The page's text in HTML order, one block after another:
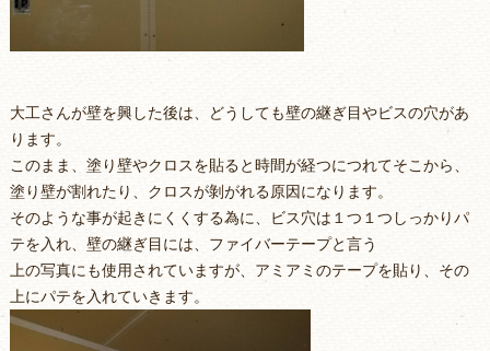
大工さんが壁を興した後は、どうしても壁の継ぎ目やビスの穴があ
ります。
このまま、塗り壁やクロスを貼ると時間が経つにつれてそこから、
塗り壁が割れたり、クロスが剝がれる原因になります。
そのような事が起きにくくする為に、ビス穴は１つ１つしっかりパ
テを入れ、壁の継ぎ目には、ファイバーテープと言う
上の写真にも使用されていますが、アミアミのテープを貼り、その
上にパテを入れていきます。